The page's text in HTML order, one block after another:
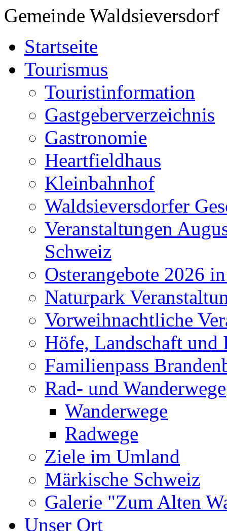
Gemeinde Waldsieversdorf
Startseite
Tourismus
Touristinformation
Gastgeberverzeichnis
Gastronomie
Heartfieldhaus
Kleinbahnhof
Waldsieversdorfer
Veranstaltungen
Schweiz
Osterangebote 2026
Naturpark
Vorweihnachtliche
Höfe, Landschaft und
Familienpass
Rad- und Wanderwege
Wanderwege
Radwege
Ziele im Umland
Märkische Schweiz
Galerie "Zum Alten
Unser Ort